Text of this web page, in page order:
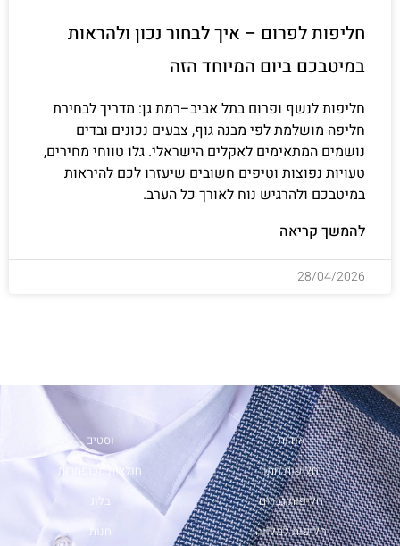
חליפות לפרום – איך לבחור נכון ולהראות
במיטבכם ביום המיוחד הזה
חליפות לנשף ופרום בתל אביב–רמת גן: מדריך לבחירת
חליפה מושלמת לפי מבנה גוף, צבעים נכונים ובדים
נושמים המתאימים לאקלים הישראלי. גלו טווחי מחירים,
טעויות נפוצות וטיפים חשובים שיעזרו לכם להיראות
במיטבכם ולהרגיש נוח לאורך כל הערב.
להמשך קריאה
28/04/2026
אודות
חליפות חתן
חליפות גברים
חליפות למלווה
וסטים
חולצות מכופתרות
בלוג
חנות